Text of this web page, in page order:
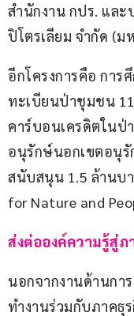
สำนักงาน กปร. แล
ปิโตรเลียม จำกัด (ม
อีกโครงการคือ การ
ทะเบียนป่าชุมชน
คาร์บอนเครดิตใน
อนุรักษ์นอกเขตอนุรั
สนับสนุน 1.5 ล้านบ
for Nature and
ส่งต่อองค์ความรู้สู่ภ
นอกจากงานด้านกา
ทำงานร่วมกับภาคธุ